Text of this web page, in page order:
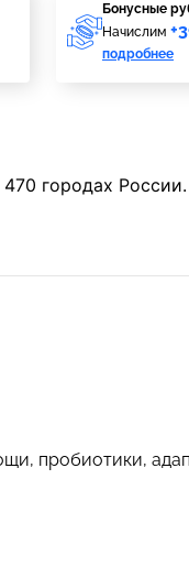
Бонусные
Начислим
подробнее
городах России.
пробиотики,